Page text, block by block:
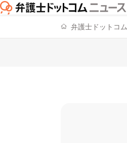
弁護士ドットコム